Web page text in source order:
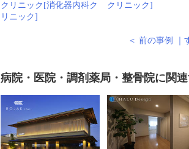
クリニック[消化器内科ク
リニック]
クリニック]
＜ 前の事例
病院・医院・調剤薬局・整骨院に関